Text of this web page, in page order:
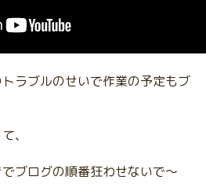
ラブルのせいで作業の予定もブ
、
ブログの順番狂わせないで〜